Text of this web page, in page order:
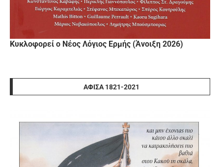
Κυκλοφορεί ο Νέος Λόγιος Ερμής (Άνοιξη 2026)
ΑΦΊΣΑ 1821-2021